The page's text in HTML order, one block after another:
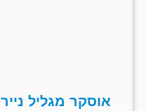
אוסקר מגליל נייר